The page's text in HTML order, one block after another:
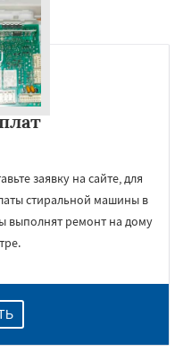
заявку на сайте, для
стиральной машины в
выполнят ремонт на дому